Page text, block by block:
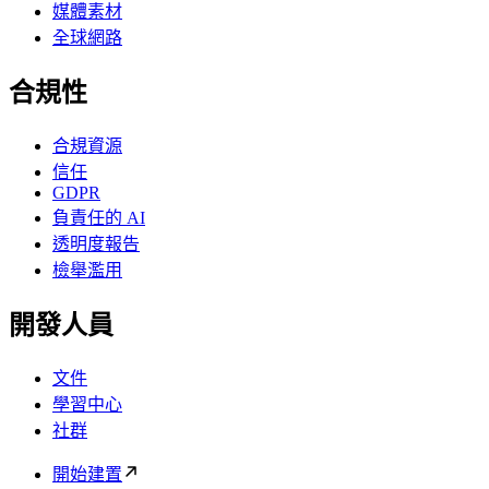
媒體素材
全球網路
合規性
合規資源
信任
GDPR
負責任的 AI
透明度報告
檢舉濫用
開發人員
文件
學習中心
社群
開始建置